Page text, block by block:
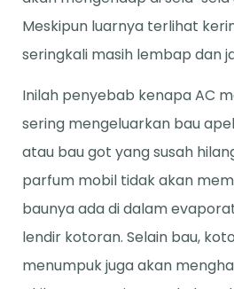
Meskipun luarnya terlihat
seringkali masih lembap dan
Inilah penyebab kenapa AC
sering mengeluarkan bau
atau bau got yang susah
parfum mobil tidak akan
baunya ada di dalam
lendir kotoran. Selain bau,
menumpuk juga akan